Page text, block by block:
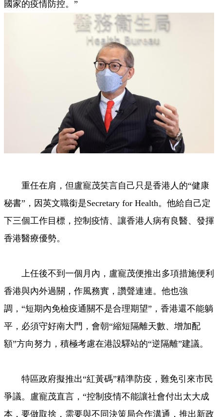
國家的疫情防控。”
重任在肩，但盧寵茂笑言自己只是香港人的“健康
秘書”，因英文職銜是Secretary for Health。他給自己定
下三個工作目標，控制疫情、讓香港人病有良醫、發揮
香港醫療優勢。
上任後不到一個月內，盧寵茂便推出多項措施便利
香港與內外過關，作風務實，讚聲連連。他也強
調，“短期內免檢疫通關不是合理期望”，香港還不能躺
平，必須守好南大門，會朝“縮短隔離天數、增加配
額”方向努力，積極考慮在港設驛站的“逆隔離”建議。
特區政府擬推出“紅黃碼”精準防疫，難免引來市民
爭議。盧寵茂直言，“控制疫情不能讓社會付出太大成
本，要做取捨，需要與不同決策局合作溝通，推出新政